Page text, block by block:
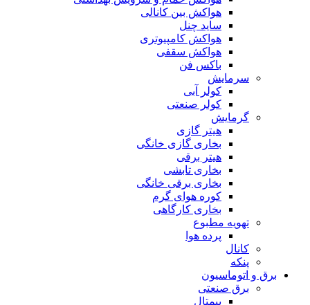
هواکش بین کانالی
ساید چنل
هواکش کامپیوتری
هواکش سقفی
باکس فن
سرمایش
کولر آبی
کولر صنعتی
گرمایش
هیتر گازی
بخاری گازی خانگی
هیتر برقی
بخاری تابشی
بخاری برقی خانگی
کوره هوای گرم
بخاری کارگاهی
تهویه مطبوع
پرده هوا
کانال
پنکه
برق و اتوماسیون
برق صنعتی
بیمتال